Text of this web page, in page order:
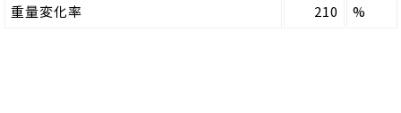
重量変化率
210 %